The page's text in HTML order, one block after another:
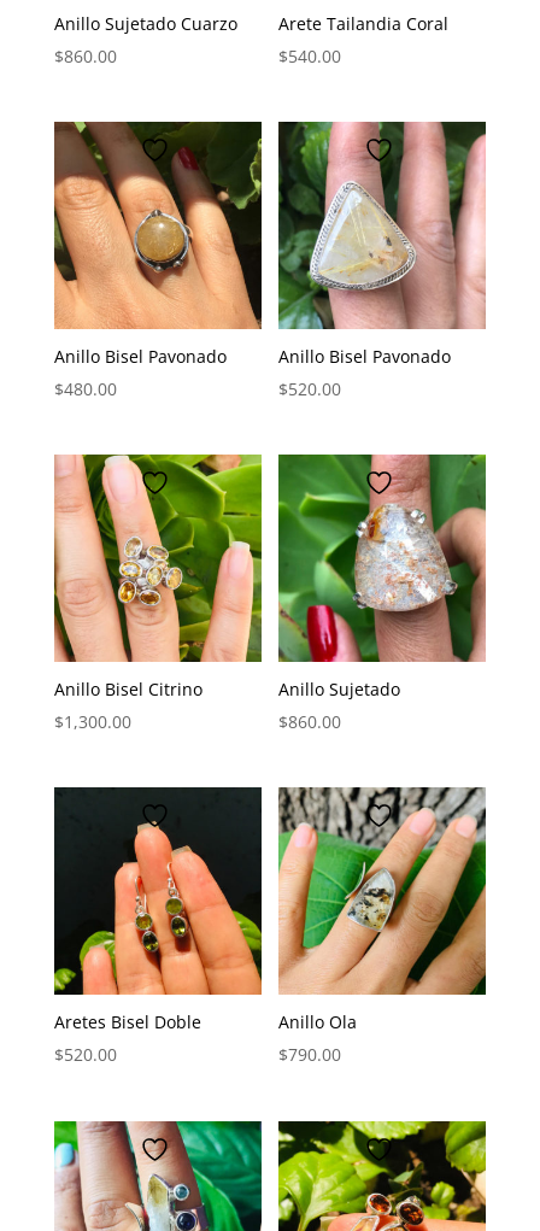
Anillo Sujetado Cuarzo
$860.00
Arete Tailandia Coral
$540.00
Anillo Bisel Pavonado
$480.00
Anillo Bisel Pavonado
$520.00
Anillo Bisel Citrino
$1,300.00
Anillo Sujetado
$860.00
Aretes Bisel Doble
$520.00
Anillo Ola
$790.00